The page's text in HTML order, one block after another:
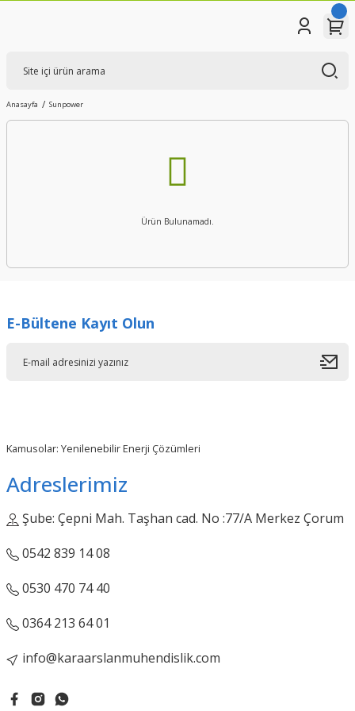
Anasayfa Sunpower
Ürün Bulunamadı.
E-Bültene Kayıt Olun
Kamusolar: Yenilenebilir Enerji Çözümleri
Adreslerimiz
Şube: Çepni Mah. Taşhan cad. No :77/A Merkez Çorum
0542 839 14 08
0530 470 74 40
0364 213 64 01
info@karaarslanmuhendislik.com